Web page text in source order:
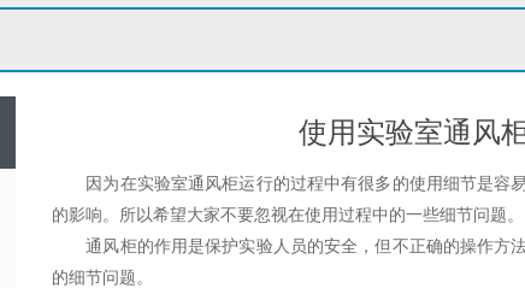
使用实验室通风
因为在实验室通风柜运行的过程中有很多的使用细节是容
的影响。所以希望大家不要忽视在使用过程中的一些细节问题。
通风柜的作用是保护实验人员的安全，但不正确的操作方
的细节问题。